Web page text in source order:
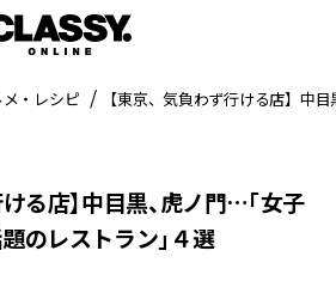
・レシピ 【東京、気負わず行ける店】中
る店】中目黒、虎ノ門…「女子
のレストラン」４選